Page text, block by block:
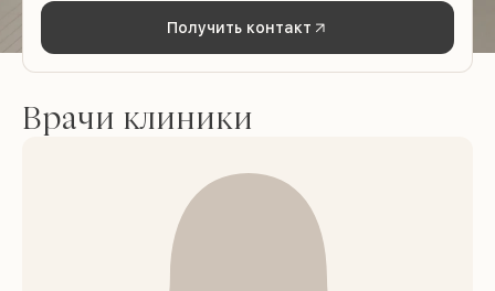
Получить контакт
Врачи клиники